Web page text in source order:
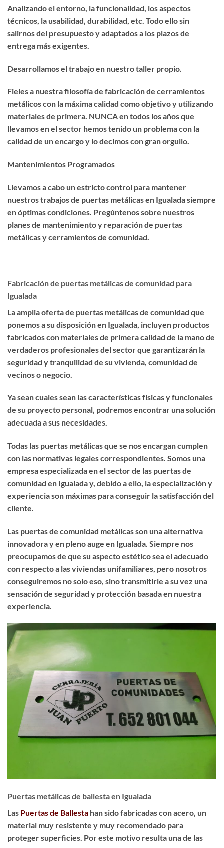
Analizando el entorno, la funcionalidad, los aspectos
técnicos, la usabilidad, durabilidad, etc. Todo ello sin
salirnos del presupuesto y adaptados a los plazos de
entrega más exigentes.
Desarrollamos el trabajo en nuestro taller propio.
Fieles a nuestra filosofía de fabricación de cerramientos
metálicos con la máxima calidad como objetivo y utilizando
materiales de primera. NUNCA en todos los años que
llevamos en el sector hemos tenido un problema con la
calidad de un encargo y lo decimos con gran orgullo.
Mantenimientos Programados
Llevamos a cabo un estricto control para mantener
nuestros trabajos de puertas metálicas en Igualada siempre
en óptimas condiciones. Pregúntenos sobre nuestros
planes de mantenimiento y reparación de puertas
metálicas y cerramientos de comunidad.
Fabricación de puertas metálicas de comunidad para
Igualada
La amplia oferta de puertas metálicas de comunidad que
ponemos a su disposición en Igualada, incluyen productos
fabricados con materiales de primera calidad de la mano de
verdaderos profesionales del sector que garantizarán la
seguridad y tranquilidad de su vivienda, comunidad de
vecinos o negocio.
Ya sean cuales sean las características físicas y funcionales
de su proyecto personal, podremos encontrar una solución
adecuada a sus necesidades.
Todas las puertas metálicas que se nos encargan cumplen
con las normativas legales correspondientes. Somos una
empresa especializada en el sector de las puertas de
comunidad en Igualada y, debido a ello, la especialización y
experiencia son máximas para conseguir la satisfacción del
cliente.
Las puertas de comunidad metálicas son una alternativa
innovadora y en pleno auge en Igualada. Siempre nos
preocupamos de que su aspecto estético sea el adecuado
con respecto a las viviendas unifamiliares, pero nosotros
conseguiremos no solo eso, sino transmitirle a su vez una
sensación de seguridad y protección basada en nuestra
experiencia.
Puertas metálicas de ballesta en Igualada
Las Puertas de Ballesta han sido fabricadas con acero, un
material muy resistente y muy recomendado para
proteger superficies. Por este motivo resulta una de las